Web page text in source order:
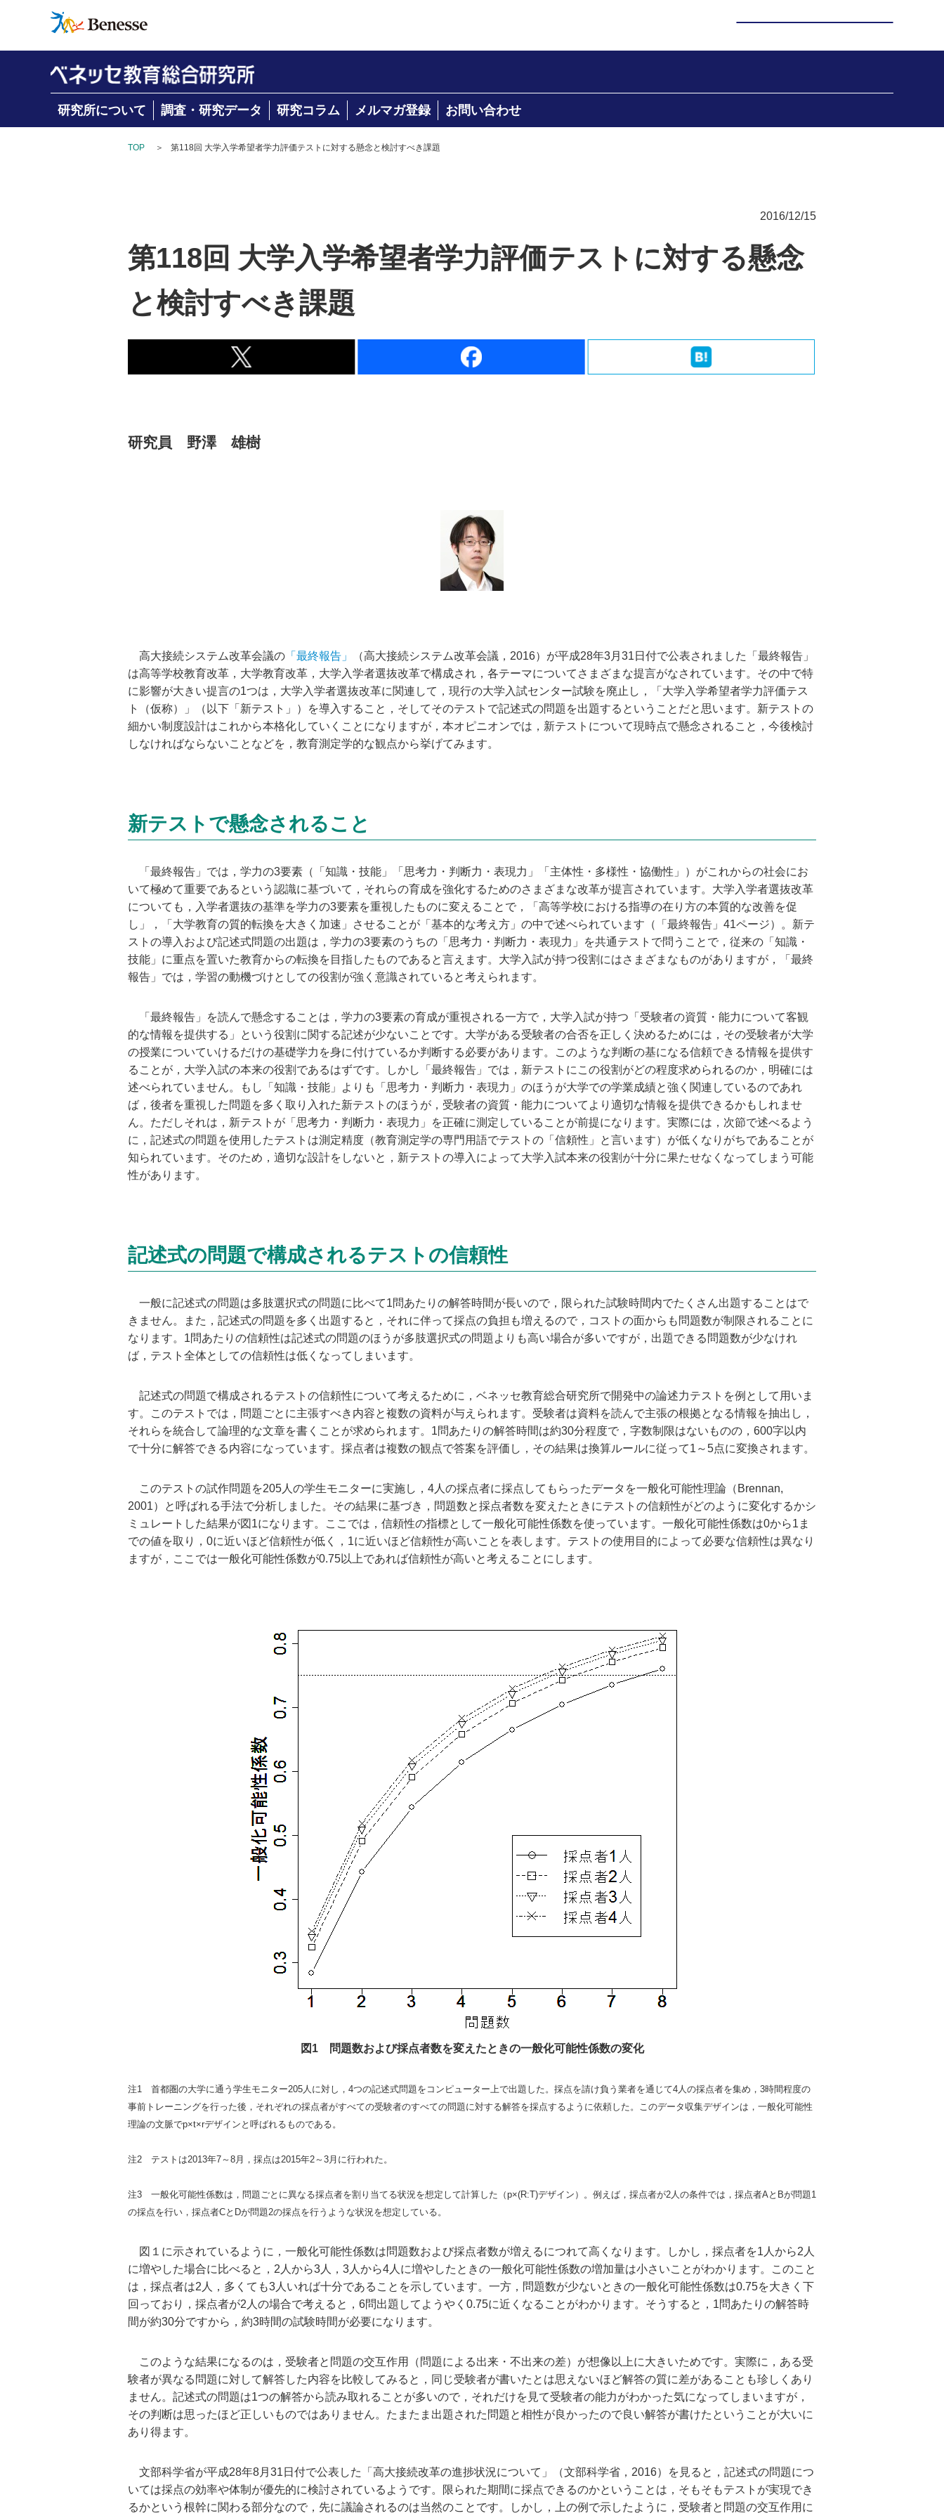
研究所について 調査・研究データ 研究コラム メルマガ登録 お問い合わせ
TOP ＞ 第118回 大学入学希望者学力評価テストに対する懸念と検討すべき課題
2016/12/15
第118回 大学入学希望者学力評価テストに対する懸念
と検討すべき課題
研究員 野澤 雄樹
高大接続システム改革会議の 「最終報告」
（高大接続システム改革会議，2016）が平成28年3月31日付で公表されました「最終報告」
は高等学校教育改革，大学教育改革，大学入学者選抜改革で構成され，各テーマについてさまざまな提言がなされています。その中で特
に影響が大きい提言の1つは，大学入学者選抜改革に関連して，現行の大学入試センター試験を廃止し，「大学入学希望者学力評価テス
ト（仮称）」（以下「新テスト」）を導入すること，そしてそのテストで記述式の問題を出題するということだと思います。新テストの
細かい制度設計はこれから本格化していくことになりますが，本オピニオンでは，新テストについて現時点で懸念されること，今後検討
しなければならないことなどを，教育測定学的な観点から挙げてみます。
新テストで懸念されること
「最終報告」では，学力の3要素（「知識・技能」「思考力・判断力・表現力」「主体性・多様性・協働性」）がこれからの社会にお
いて極めて重要であるという認識に基づいて，それらの育成を強化するためのさまざまな改革が提言されています。大学入学者選抜改革
についても，入学者選抜の基準を学力の3要素を重視したものに変えることで，「高等学校における指導の在り方の本質的な改善を促
し」，「大学教育の質的転換を大きく加速」させることが「基本的な考え方」の中で述べられています（「最終報告」41ページ）。新テ
ストの導入および記述式問題の出題は，学力の3要素のうちの「思考力・判断力・表現力」を共通テストで問うことで，従来の「知識・
技能」に重点を置いた教育からの転換を目指したものであると言えます。大学入試が持つ役割にはさまざまなものがありますが，「最終
報告」では，学習の動機づけとしての役割が強く意識されていると考えられます。
「最終報告」を読んで懸念することは，学力の3要素の育成が重視される一方で，大学入試が持つ「受験者の資質・能力について客観
的な情報を提供する」という役割に関する記述が少ないことです。大学がある受験者の合否を正しく決めるためには，その受験者が大学
の授業についていけるだけの基礎学力を身に付けているか判断する必要があります。このような判断の基になる信頼できる情報を提供す
ることが，大学入試の本来の役割であるはずです。しかし「最終報告」では，新テストにこの役割がどの程度求められるのか，明確には
述べられていません。もし「知識・技能」よりも「思考力・判断力・表現力」のほうが大学での学業成績と強く関連しているのであれ
ば，後者を重視した問題を多く取り入れた新テストのほうが，受験者の資質・能力についてより適切な情報を提供できるかもしれませ
ん。ただしそれは，新テストが「思考力・判断力・表現力」を正確に測定していることが前提になります。実際には，次節で述べるよう
に，記述式の問題を使用したテストは測定精度（教育測定学の専門用語でテストの「信頼性」と言います）が低くなりがちであることが
知られています。そのため，適切な設計をしないと，新テストの導入によって大学入試本来の役割が十分に果たせなくなってしまう可能
性があります。
記述式の問題で構成されるテストの信頼性
一般に記述式の問題は多肢選択式の問題に比べて1問あたりの解答時間が長いので，限られた試験時間内でたくさん出題することはで
きません。また，記述式の問題を多く出題すると，それに伴って採点の負担も増えるので，コストの面からも問題数が制限されることに
なります。1問あたりの信頼性は記述式の問題のほうが多肢選択式の問題よりも高い場合が多いですが，出題できる問題数が少なけれ
ば，テスト全体としての信頼性は低くなってしまいます。
記述式の問題で構成されるテストの信頼性について考えるために，ベネッセ教育総合研究所で開発中の論述力テストを例として用いま
す。このテストでは，問題ごとに主張すべき内容と複数の資料が与えられます。受験者は資料を読んで主張の根拠となる情報を抽出し，
それらを統合して論理的な文章を書くことが求められます。1問あたりの解答時間は約30分程度で，字数制限はないものの，600字以内
で十分に解答できる内容になっています。採点者は複数の観点で答案を評価し，その結果は換算ルールに従って1～5点に変換されます。
このテストの試作問題を205人の学生モニターに実施し，4人の採点者に採点してもらったデータを一般化可能性理論（Brennan,
2001）と呼ばれる手法で分析しました。その結果に基づき，問題数と採点者数を変えたときにテストの信頼性がどのように変化するかシ
ミュレートした結果が図1になります。ここでは，信頼性の指標として一般化可能性係数を使っています。一般化可能性係数は0から1ま
での値を取り，0に近いほど信頼性が低く，1に近いほど信頼性が高いことを表します。テストの使用目的によって必要な信頼性は異なり
ますが，ここでは一般化可能性係数が0.75以上であれば信頼性が高いと考えることにします。
図1 問題数および採点者数を変えたときの一般化可能性係数の変化
注1 首都圏の大学に通う学生モニター205人に対し，4つの記述式問題をコンピューター上で出題した。採点を請け負う業者を通じて4人の採点者を集め，3時間程度の
事前トレーニングを行った後，それぞれの採点者がすべての受験者のすべての問題に対する解答を採点するように依頼した。このデータ収集デザインは，一般化可能性
理論の文脈でp×t×rデザインと呼ばれるものである。
注2 テストは2013年7～8月，採点は2015年2～3月に行われた。
注3 一般化可能性係数は，問題ごとに異なる採点者を割り当てる状況を想定して計算した（p×(R:T)デザイン）。例えば，採点者が2人の条件では，採点者AとBが問題1
の採点を行い，採点者CとDが問題2の採点を行うような状況を想定している。
図１に示されているように，一般化可能性係数は問題数および採点者数が増えるにつれて高くなります。しかし，採点者を1人から2人
に増やした場合に比べると，2人から3人，3人から4人に増やしたときの一般化可能性係数の増加量は小さいことがわかります。このこと
は，採点者は2人，多くても3人いれば十分であることを示しています。一方，問題数が少ないときの一般化可能性係数は0.75を大きく下
回っており，採点者が2人の場合で考えると，6問出題してようやく0.75に近くなることがわかります。そうすると，1問あたりの解答時
間が約30分ですから，約3時間の試験時間が必要になります。
このような結果になるのは，受験者と問題の交互作用（問題による出来・不出来の差）が想像以上に大きいためです。実際に，ある受
験者が異なる問題に対して解答した内容を比較してみると，同じ受験者が書いたとは思えないほど解答の質に差があることも珍しくあり
ません。記述式の問題は1つの解答から読み取れることが多いので，それだけを見て受験者の能力がわかった気になってしまいますが，
その判断は思ったほど正しいものではありません。たまたま出題された問題と相性が良かったので良い解答が書けたということが大いに
あり得ます。
文部科学省が平成28年8月31日付で公表した「高大接続改革の進捗状況について」（文部科学省，2016）を見ると，記述式の問題につ
いては採点の効率や体制が優先的に検討されているようです。限られた期間に採点できるのかということは，そもそもテストが実現でき
るかという根幹に関わる部分なので，先に議論されるのは当然のことです。しかし，上の例で示したように，受験者と問題の交互作用に